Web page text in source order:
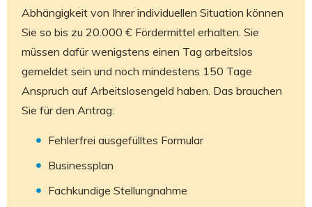
Abhängigkeit von Ihrer individuellen Situation können
Sie so bis zu 20.000 € Fördermittel erhalten. Sie
müssen dafür wenigstens einen Tag arbeitslos
gemeldet sein und noch mindestens 150 Tage
Anspruch auf Arbeitslosengeld haben. Das brauchen
Sie für den Antrag:
Fehlerfrei ausgefülltes Formular
Businessplan
Fachkundige Stellungnahme